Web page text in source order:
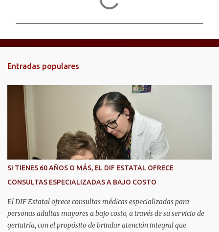
n
t
Entradas populares
SI TIENES 60 AÑOS O MÁS, EL DIF ESTATAL OFRECE
CONSULTAS ESPECIALIZADAS A BAJO COSTO
El DIF Estatal ofrece consultas médicas especializadas para
personas adultas mayores a bajo costo, a través de su servicio de
geriatría, con el propósito de brindar atención integral que